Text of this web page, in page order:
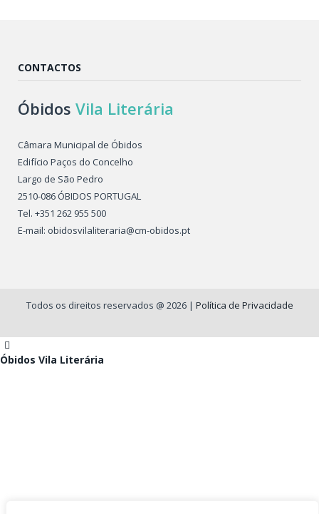
CONTACTOS
Óbidos Vila Literária
Câmara Municipal de Óbidos
Edifício Paços do Concelho
Largo de São Pedro
2510-086 ÓBIDOS PORTUGAL
Tel. +351 262 955 500
E-mail: obidosvilaliteraria@cm-obidos.pt
Todos os direitos reservados @ 2026 | Política de Privacidade
Óbidos Vila Literária